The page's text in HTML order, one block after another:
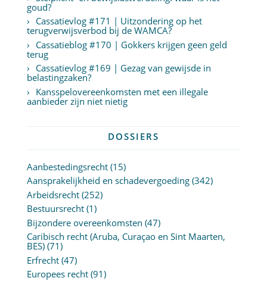
goud?
Cassatievlog #171 | Uitzondering op het
terugverwijsverbod bij de WAMCA?
Cassatieblog #170 | Gokkers krijgen geen geld
terug
Cassatievlog #169 | Gezag van gewijsde in
belastingzaken?
Kansspelovereenkomsten met een illegale
aanbieder zijn niet nietig
DOSSIERS
Aanbestedingsrecht(15)
Aansprakelijkheid en schadevergoeding(342)
Arbeidsrecht(252)
Bestuursrecht(1)
Bijzondere overeenkomsten (47)
Caribisch recht (Aruba, Curaçao en Sint Maarten,
BES)(71)
Erfrecht(47)
Europees recht(91)